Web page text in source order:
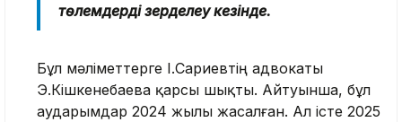
төлемдерді зерделеу кезінде.
Бұл мәліметтерге І.Сариевтің адвокаты
Э.Кішкенебаева қарсы шықты. Айтуынша, бұл
аударымдар 2024 жылы жасалған. Ал істе 2025